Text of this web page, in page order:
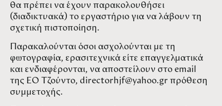
θα πρέπει να έχουν παρακολουθήσει
(διαδικτυακά) το εργαστήριο για να λάβουν τη
σχετική πιστοποίηση.
Παρακαλούνται όσοι ασχολούνται με τη
φωτογραφία, ερασιτεχνικά είτε επαγγελματικά
και ενδιαφέρονται, να αποστείλουν στο email
της ΕΟ Τζούντο, directorhjf@yahoo.gr πρόθεση
συμμετοχής.